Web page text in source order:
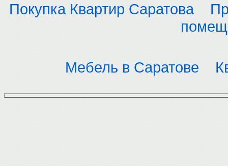
Покупка Квартир Саратова
Мебель в Саратове